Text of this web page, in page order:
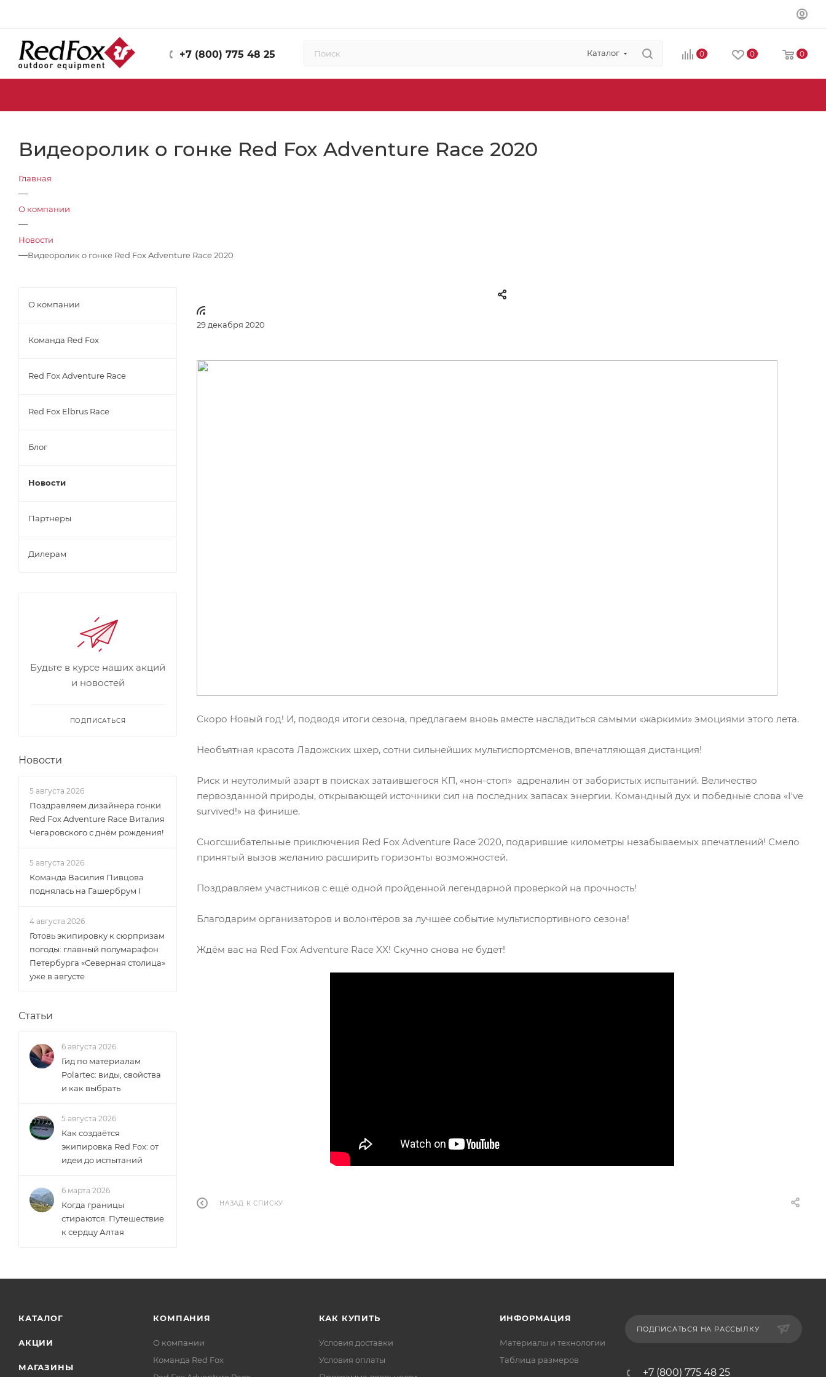
+7 (800) 775 48 25 Каталог 0 0 0
Видеоролик о гонке Red Fox Adventure Race 2020
Главная
—
О компании
—
Новости
—Видеоролик о гонке Red Fox Adventure Race 2020
29 декабря 2020
Скоро Новый год! И, подводя итоги сезона, предлагаем вновь вместе насладиться самыми «жаркими» эмоциями этого лета.
Необъятная красота Ладожских шхер, сотни сильнейших мультиспортсменов, впечатляющая дистанция!
Риск и неутолимый азарт в поисках затаившегося КП, «нон-стоп» адреналин от забористых испытаний. Величество
первозданной природы, открывающей источники сил на последних запасах энергии. Командный дух и победные слова «I've
survived!» на финише.
Сногсшибательные приключения Red Fox Adventure Race 2020, подарившие километры незабываемых впечатлений! Смело
принятый вызов желанию расширить горизонты возможностей.
Поздравляем участников с ещё одной пройденной легендарной проверкой на прочность!
Благодарим организаторов и волонтёров за лучшее событие мультиспортивного сезона!
Ждём вас на Red Fox Adventure Race XX! Скучно снова не будет!
НАЗАД К СПИСКУ
О компании
Команда Red Fox
Red Fox Adventure Race
Red Fox Elbrus Race
Блог
Новости
Партнеры
Дилерам
Будьте в курсе наших акций
и новостей
ПОДПИСАТЬСЯ
Новости
5 августа 2026
Поздравляем дизайнера гонки
Red Fox Adventure Race Виталия
Чегаровского с днём рождения!
5 августа 2026
Команда Василия Пивцова
поднялась на Гашербрум I
4 августа 2026
Готовь экипировку к сюрпризам
погоды: главный полумарафон
Петербурга «Северная столица»
уже в августе
Статьи
6 августа 2026
Гид по материалам
Polartec: виды, свойства
и как выбрать
5 августа 2026
Как создаётся
экипировка Red Fox: от
идеи до испытаний
6 марта 2026
Когда границы
стираются. Путешествие
к сердцу Алтая
КАТАЛОГ
АКЦИИ
МАГАЗИНЫ
КОМПАНИЯ
О компании
Команда Red Fox
КАК КУПИТЬ
Условия доставки
Условия оплаты
ИНФОРМАЦИЯ
Материалы и технологии
Таблица размеров
ПОДПИСАТЬСЯ НА РАССЫЛКУ
+7 (800) 775 48 25